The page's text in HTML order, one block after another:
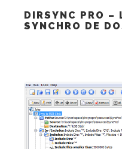
DIRSYNC PRO –
SYNCHRO DE